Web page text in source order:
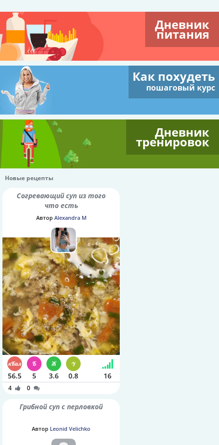
Дневник
питания
Как похудеть
пошаговый курс
Дневник
тренировок
Новые рецепты
Согревающий суп из того
что есть
Автор Alexandra M
56.5 5 3.6 0.8 16
4 0
Грибной суп с перловкой
Автор Leonid Velichko